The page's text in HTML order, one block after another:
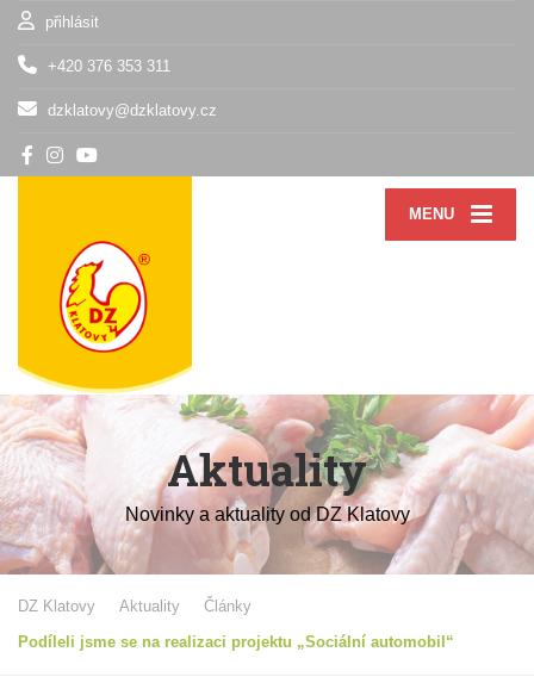
přihlásit
+420 376 353 311
dzklatovy@dzklatovy.cz
MENU
Aktuality
Novinky a aktuality od DZ Klatovy
DZ Klatovy Aktuality
Články
Podíleli jsme se na realizaci projektu „Sociální automobil“